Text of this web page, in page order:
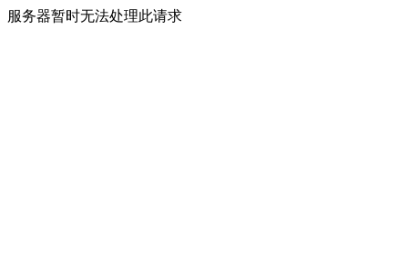
服务器暂时无法处理此请求